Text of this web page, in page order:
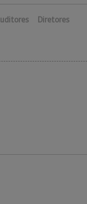
Diretores